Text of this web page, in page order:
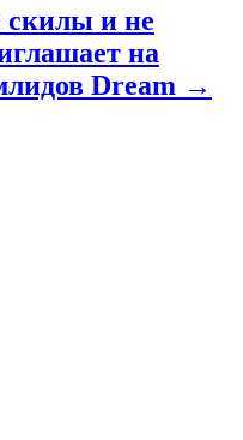
скилы и не
на
Dream →